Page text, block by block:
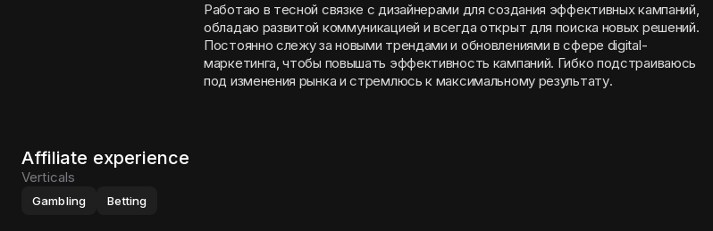
Работаю в тесной связке с дизайнерами для создания эффективных кампаний,
обладаю развитой коммуникацией и всегда открыт для поиска новых решений.
Постоянно слежу за новыми трендами и обновлениями в сфере digital-
маркетинга, чтобы повышать эффективность кампаний. Гибко подстраиваюсь
под изменения рынка и стремлюсь к максимальному результату.
Affiliate experience
Verticals
Gambling Betting